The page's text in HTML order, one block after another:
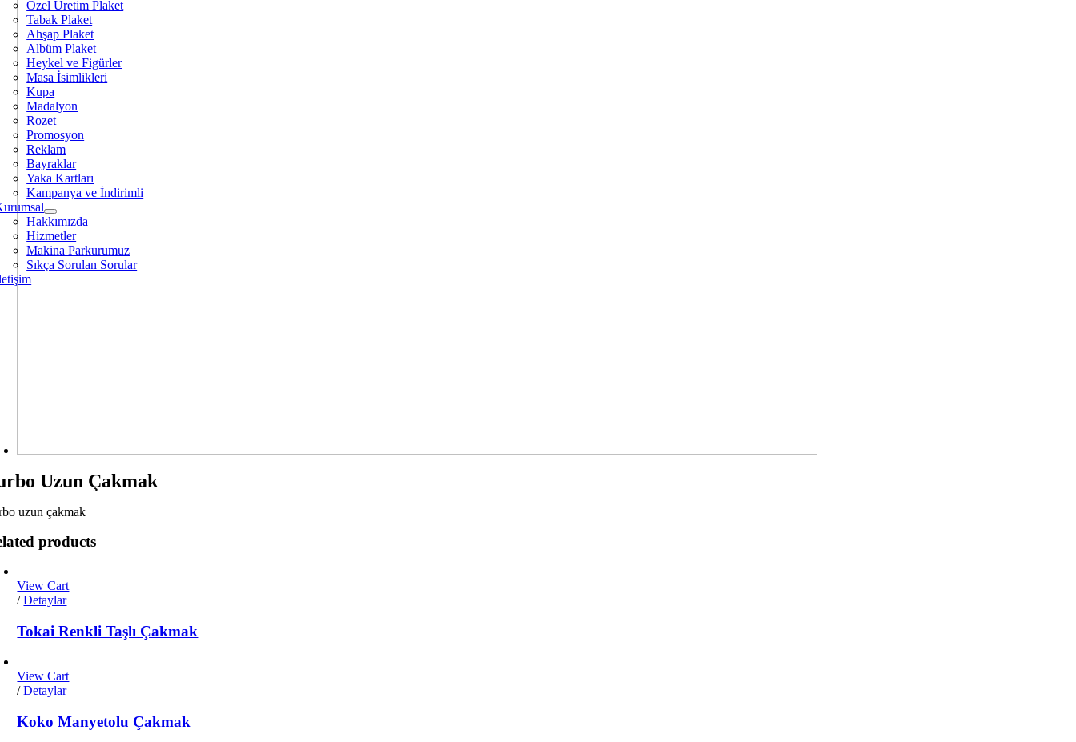
Özel Üretim Plaket
Tabak Plaket
Ahşap Plaket
Albüm Plaket
Heykel ve Figürler
Masa İsimlikleri
Kupa
Madalyon
Rozet
Promosyon
Reklam
Bayraklar
Yaka Kartları
Kampanya ve İndirimli
Hakkımızda
Hizmetler
Makina Parkurumuz
Sıkça Sorulan Sorular
Uzun Çakmak
uzun çakmak
products
View Cart
/ Detaylar
Tokai Renkli Taşlı Çakmak
View Cart
/ Detaylar
Koko Manyetolu Çakmak